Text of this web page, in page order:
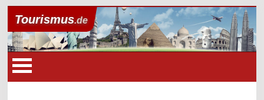
Tourismus.de